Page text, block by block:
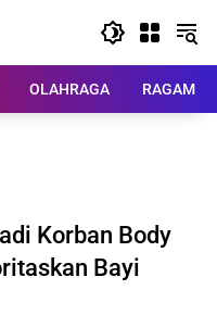
OLAHRAGA RAGAM
Korban Body
Bayi